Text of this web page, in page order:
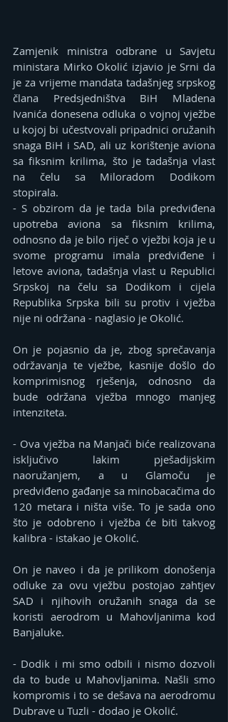
Zamjenik ministra odbrane u Savjetu
ministara Mirko Okolić izjavio je Srni da
je za vrijeme mandata tadašnjeg srpskog
člana Predsjedništva BiH Mladena
Ivanića donesena odluka o vojnoj vježbe
u kojoj bi učestvovali pripadnici oružanih
snaga BiH i SAD, ali uz korištenje aviona
sa fiksnim krilima, što je tadašnja vlast
na čelu sa Miloradom Dodikom
stopirala.
- S obzirom da je tada bila predviđena
upotreba aviona sa fiksnim krilima,
odnosno da je bilo riječ o vježbi koja je u
svome programu imala predviđene i
letove aviona, tadašnja vlast u Republici
Srpskoj na čelu sa Dodikom i cijela
Republika Srpska bili su protiv i vježba
nije ni održana - naglasio je Okolić.
On je pojasnio da je, zbog sprečavanja
održavanja te vježbe, kasnije došlo do
komprimisnog rješenja, odnosno da
bude održana vježba mnogo manjeg
intenziteta.
- Ova vježba na Manjači biće realizovana
isključivo lakim pješadijskim
naoružanjem, a u Glamoču je
predviđeno gađanje sa minobacačima do
120 metara i ništa više. To je sada ono
što je odobreno i vježba će biti takvog
kalibra - istakao je Okolić.
On je naveo i da je prilikom donošenja
odluke za ovu vježbu postojao zahtjev
SAD i njihovih oružanih snaga da se
koristi aerodrom u Mahovljanima kod
Banjaluke.
- Dodik i mi smo odbili i nismo dozvoli
da to bude u Mahovljanima. Našli smo
kompromis i to se dešava na aerodromu
Dubrave u Tuzli - dodao je Okolić.